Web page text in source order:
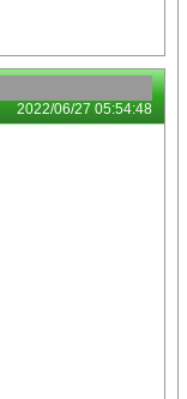
2022/06/27 05:54:48